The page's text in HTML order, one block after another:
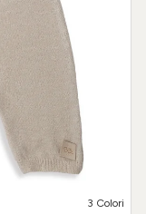
3 Colori